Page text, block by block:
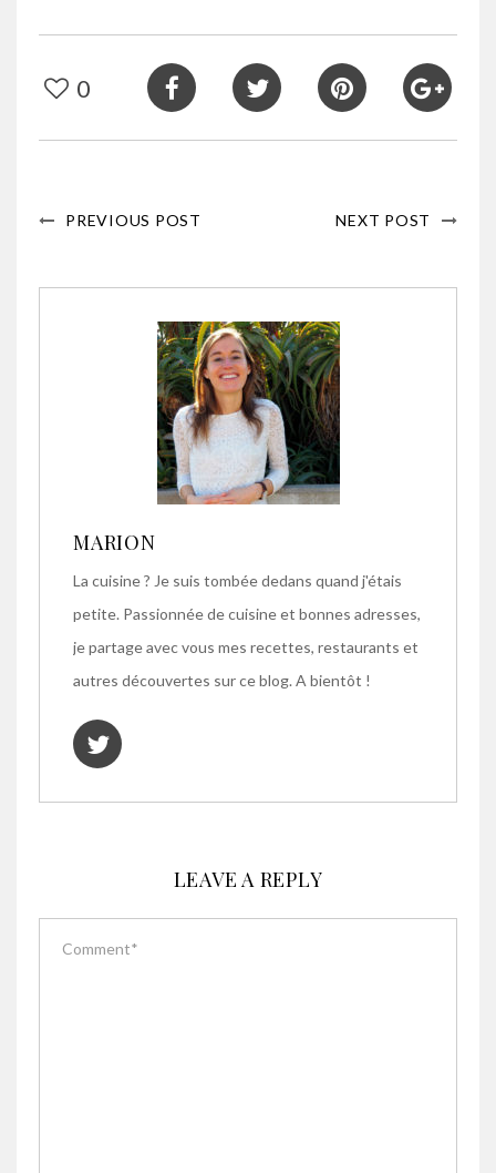
0
PREVIOUS POST NEXT POST
MARION
La cuisine ? Je suis tombée dedans quand j'étais
petite. Passionnée de cuisine et bonnes adresses,
je partage avec vous mes recettes, restaurants et
autres découvertes sur ce blog. A bientôt !
LEAVE A REPLY